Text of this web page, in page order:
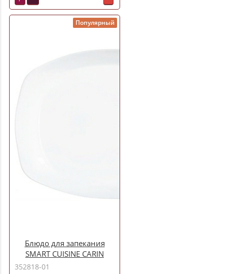
Популярный
Блюдо для запекания
SMART CUISINE CARIN
прямоугольное 38х28см
352818-01